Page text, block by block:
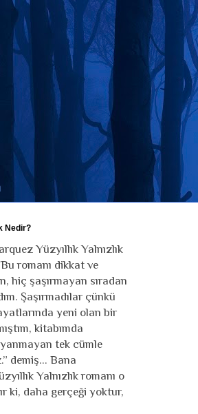
Nedir?
Yüzyıllık Yalnızlık
romanı dikkat ve
hiç şaşırmayan sıradan
Şaşırmadılar çünkü
yeni olan bir
kitabımda
tek cümle
demiş... Bana
Yalnızlık romanı o
ki, daha gerçeği yoktur,